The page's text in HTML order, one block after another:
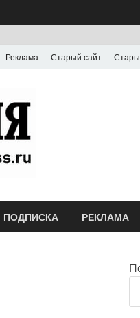
Реклама Старый сайт
Выпускается с
ПОДПИСКА РЕКЛАМА